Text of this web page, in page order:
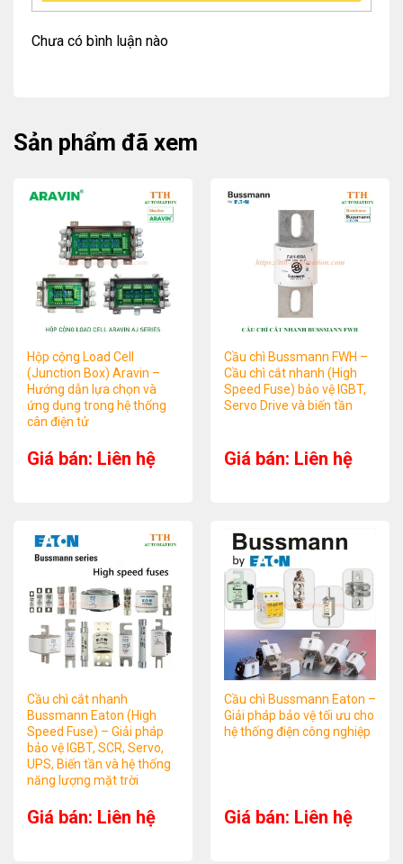
Chưa có bình luận nào
Sản phẩm đã xem
Hộp cộng Load Cell
(Junction Box) Aravin –
Hướng dẫn lựa chọn và
ứng dụng trong hệ thống
cân điện tử
Giá bán: Liên hệ
Cầu chì Bussmann FWH –
Cầu chì cắt nhanh (High
Speed Fuse) bảo vệ IGBT,
Servo Drive và biến tần
Giá bán: Liên hệ
Cầu chì cắt nhanh
Bussmann Eaton (High
Speed Fuse) – Giải pháp
bảo vệ IGBT, SCR, Servo,
UPS, Biến tần và hệ thống
năng lượng mặt trời
Giá bán: Liên hệ
Cầu chì Bussmann Eaton –
Giải pháp bảo vệ tối ưu cho
hệ thống điện công nghiệp
Giá bán: Liên hệ